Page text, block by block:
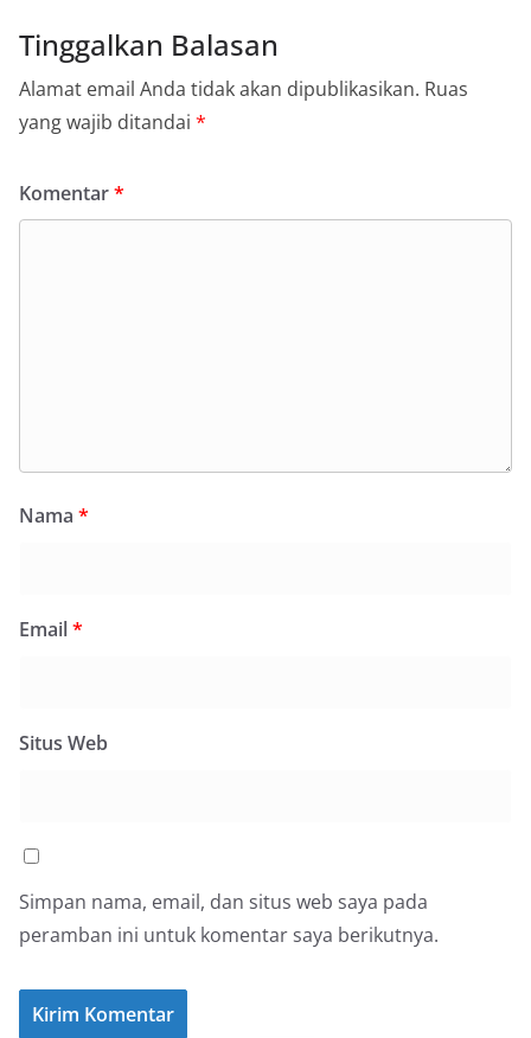
Tinggalkan Balasan
Alamat email Anda tidak akan dipublikasikan. Ruas
yang wajib ditandai *
Komentar*
Nama *
Email*
Situs Web
Simpan nama, email, dan situs web saya pada
peramban ini untuk komentar saya berikutnya.